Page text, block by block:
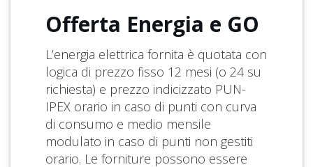
Offerta Energia e GO
L’energia elettrica fornita è quotata con
logica di prezzo fisso 12 mesi (o 24 su
richiesta) e prezzo indicizzato PUN-
IPEX orario in caso di punti con curva
di consumo e medio mensile
modulato in caso di punti non gestiti
orario. Le forniture possono essere